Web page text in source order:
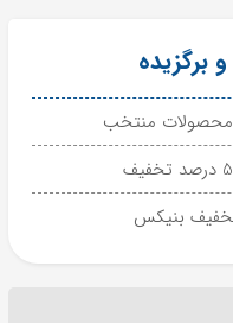
برگزیده